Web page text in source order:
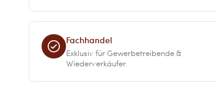
Fachhandel
Exklusiv für Gewerbetreibende &
Wiederverkäufer.